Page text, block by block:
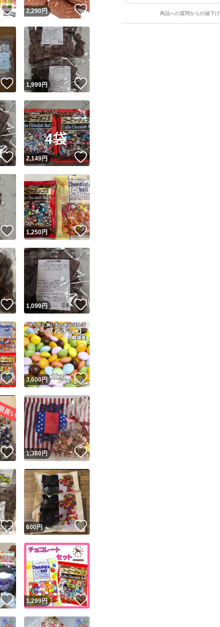
ユーザーの実績について
一定の基準を満たしたユーザーにバッジを付与しています
Yahoo!フリマの基準をクリアした安心・安全なユーザーです
このユーザーはYahoo!フリマの取引を完了させた実績があります
このユーザーは他フリマサービスでの取引実績があります
づく表示であり、発送を保証しているものではありません
送
このユーザーは高頻度で24時間以内＆設定した発送日数内に発送してい
ます
このユーザーは高頻度で24時間以内に発送しています
このユーザーは設定した発送日数内に発送しています
商品への質問からの値下
この商品の情報をコピーします
断転載は禁止 されています
品につき1回です
出品ページへ
キャンセル
いいね！
2,290 円 いいね！
いいね！
1,999円 いいね！
いいね！
2,149円 いいね！
いいね！
1,250円 いいね！
いいね！
1,099円 いいね！
いいね！
3,600円 いいね！
いいね！
1,380円 いいね！
いいね！
600円 いいね！
いいね！
1,299円